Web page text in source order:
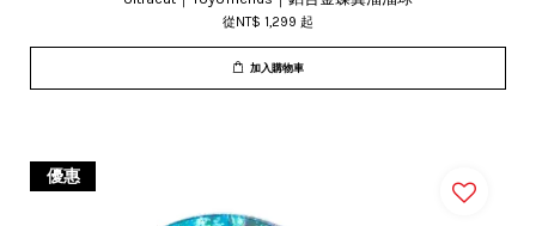
從NT$ 1,299 起
加入購物車
優惠